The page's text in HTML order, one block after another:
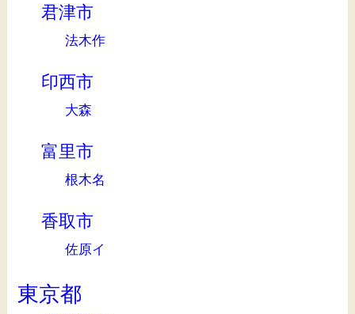
君津市
法木作
印西市
大森
富里市
根木名
香取市
佐原イ
東京都